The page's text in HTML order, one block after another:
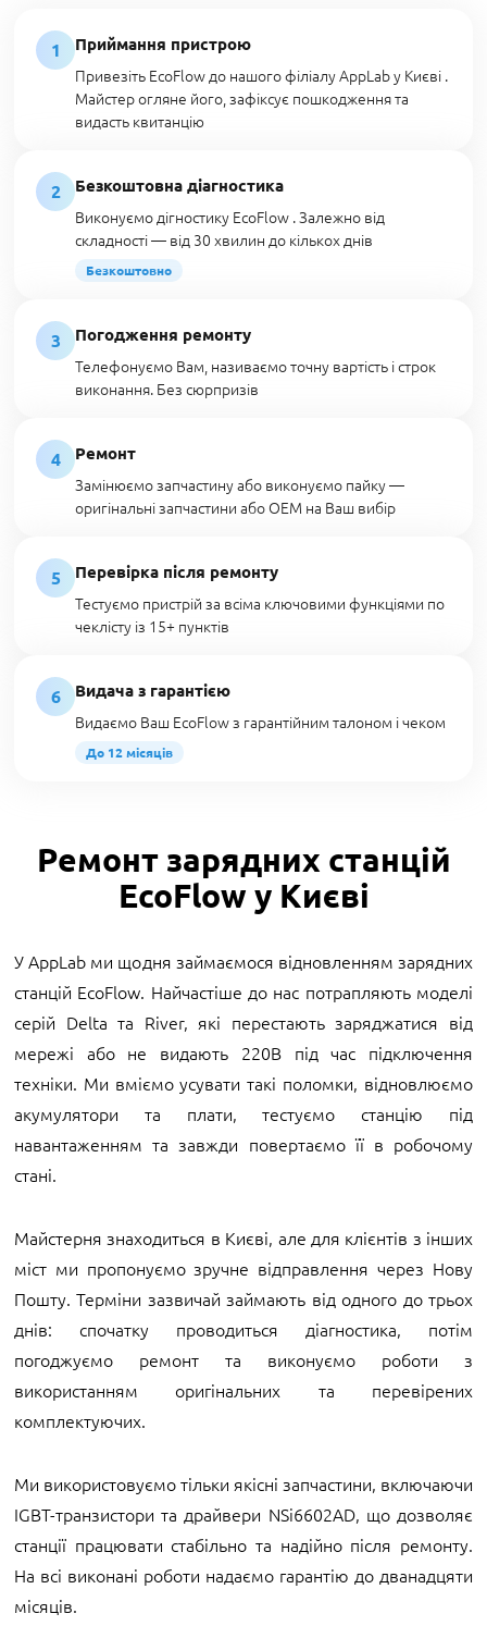
1
Приймання пристрою
Привезіть EcoFlow до нашого філіалу AppLab у Києві .
Майстер огляне його, зафіксує пошкодження та
видасть квитанцію
2
Безкоштовна діагностика
Виконуємо дігностику EcoFlow . Залежно від
складності — від 30 хвилин до кількох днів
Безкоштовно
3
Погодження ремонту
Телефонуємо Вам, називаємо точну вартість і строк
виконання. Без сюрпризів
4
Ремонт
Замінюємо запчастину або виконуємо пайку —
оригінальні запчастини або OEM на Ваш вибір
5
Перевірка після ремонту
Тестуємо пристрій за всіма ключовими функціями по
чеклісту із 15+ пунктів
6
Видача з гарантією
Видаємо Ваш EcoFlow з гарантійним талоном і чеком
До 12 місяців
Ремонт зарядних станцій
EcoFlow у Києві
У AppLab ми щодня займаємося відновленням зарядних
станцій EcoFlow. Найчастіше до нас потрапляють моделі
серій Delta та River, які перестають заряджатися від
мережі або не видають 220В під час підключення
техніки. Ми вміємо усувати такі поломки, відновлюємо
акумулятори та плати, тестуємо станцію під
навантаженням та завжди повертаємо її в робочому
стані.
Майстерня знаходиться в Києві, але для клієнтів з інших
міст ми пропонуємо зручне відправлення через Нову
Пошту. Терміни зазвичай займають від одного до трьох
днів: спочатку проводиться діагностика, потім
погоджуємо ремонт та виконуємо роботи з
використанням оригінальних та перевірених
комплектуючих.
Ми використовуємо тільки якісні запчастини, включаючи
IGBT-транзистори та драйвери NSi6602AD, що дозволяє
станції працювати стабільно та надійно після ремонту.
На всі виконані роботи надаємо гарантію до дванадцяти
місяців.